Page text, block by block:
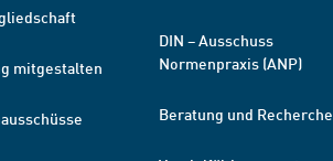
mitgestalten
DIN – Ausschuss
Normenpraxis (ANP)
Beratung und Recherche